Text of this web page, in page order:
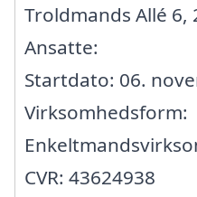
Troldmands Allé 6,
Ansatte:
Startdato: 06.
Virksomhedsform:
CVR: 43624938